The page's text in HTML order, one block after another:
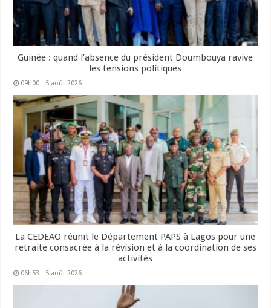
Guinée : quand l’absence du président Doumbouya ravive
les tensions politiques
09h00 - 5 août 2026
La CEDEAO réunit le Département PAPS à Lagos pour une
retraite consacrée à la révision et à la coordination de ses
activités
06h53 - 5 août 2026